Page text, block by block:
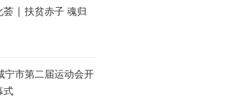
荟 | 扶贫赤子 魂归
市第二届运动会开
式